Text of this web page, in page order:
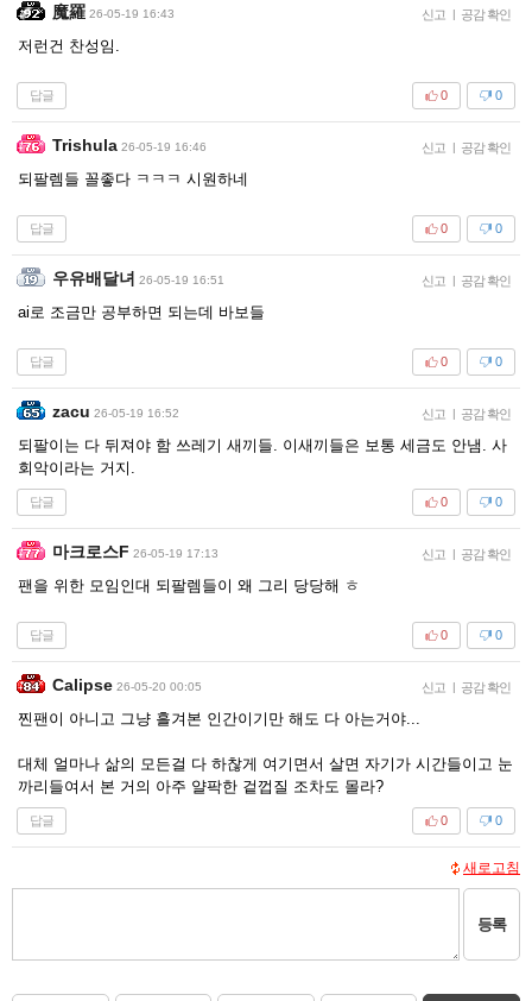
魔羅 26-05-19 16:43 신고 | 공감 확인
저런건 찬성임.
답글 0
0
Trishula 26-05-19 16:46 신고 | 공감 확인
되팔렘들 꼴좋다 ㅋㅋㅋ 시원하네
답글 0
0
우유배달녀 26-05-19 16:51 신고 | 공감 확인
ai로 조금만 공부하면 되는데 바보들
답글 0
0
zacu 26-05-19 16:52 신고 | 공감 확인
되팔이는 다 뒤져야 함 쓰레기 새끼들. 이새끼들은 보통 세금도 안냄. 사
회악이라는 거지.
답글 0
0
마크로스F 26-05-19 17:13 신고 | 공감 확인
팬을 위한 모임인대 되팔렘들이 왜 그리 당당해 ㅎ
답글 0
0
Calipse 26-05-20 00:05 신고 | 공감 확인
찐팬이 아니고 그냥 흘겨본 인간이기만 해도 다 아는거야...
대체 얼마나 삶의 모든걸 다 하찮게 여기면서 살면 자기가 시간들이고 눈
까리들여서 본 거의 아주 얄팍한 겉껍질 조차도 몰라?
답글 0
0
새로고침
등록